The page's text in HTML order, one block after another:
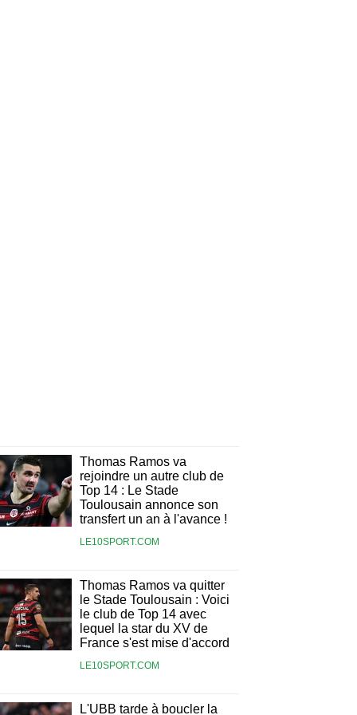
Thomas Ramos va
rejoindre un autre club de
Top 14 : Le Stade
Toulousain annonce son
transfert un an à l'avance !
LE10SPORT.COM
Thomas Ramos va quitter
le Stade Toulousain : Voici
le club de Top 14 avec
lequel la star du XV de
France s'est mise d'accord
LE10SPORT.COM
L'UBB tarde à boucler la